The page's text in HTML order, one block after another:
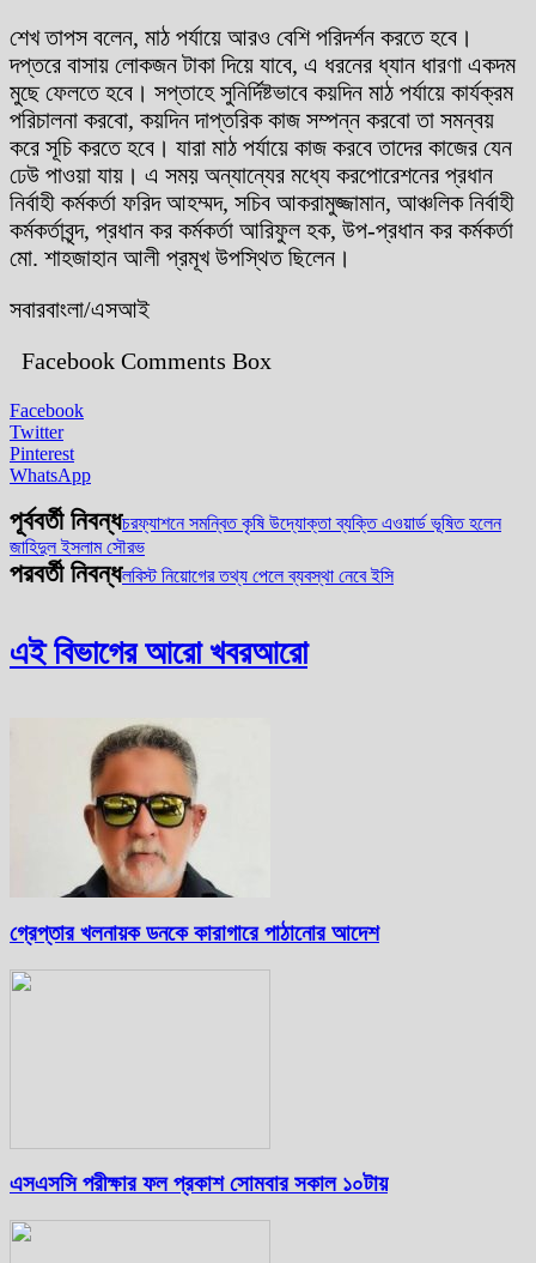
শেখ তাপস বলেন, মাঠ পর্যায়ে আরও বেশি পরিদর্শন করতে হবে।
দপ্তরে বাসায় লোকজন টাকা দিয়ে যাবে, এ ধরনের ধ্যান ধারণা একদম
মুছে ফেলতে হবে। সপ্তাহে সুনির্দিষ্টভাবে কয়দিন মাঠ পর্যায়ে কার্যক্রম
পরিচালনা করবো, কয়দিন দাপ্তরিক কাজ সম্পন্ন করবো তা সমন্বয়
করে সূচি করতে হবে। যারা মাঠ পর্যায়ে কাজ করবে তাদের কাজের যেন
ঢেউ পাওয়া যায়। এ সময় অন্যান্যের মধ্যে করপোরেশনের প্রধান
নির্বাহী কর্মকর্তা ফরিদ আহম্মদ, সচিব আকরামুজ্জামান, আঞ্চলিক নির্বাহী
কর্মকর্তাবৃন্দ, প্রধান কর কর্মকর্তা আরিফুল হক, উপ-প্রধান কর কর্মকর্তা
মো. শাহজাহান আলী প্রমূখ উপস্থিত ছিলেন।
সবারবাংলা/এসআই
Facebook Comments Box
Facebook
Twitter
Pinterest
WhatsApp
পূর্ববর্তী নিবন্ধচরফ্যাশনে সমন্বিত কৃষি উদ্যোক্তা ব্যক্তি এওয়ার্ড ভূষিত হলেন
জাহিদুল ইসলাম সৌরভ
পরবর্তী নিবন্ধলবিস্ট নিয়োগের তথ্য পেলে ব্যবস্থা নেবে ইসি
এই বিভাগের আরো খবরআরো
গ্রেপ্তার খলনায়ক ডনকে কারাগারে পাঠানোর আদেশ
এসএসসি পরীক্ষার ফল প্রকাশ সোমবার সকাল ১০টায়